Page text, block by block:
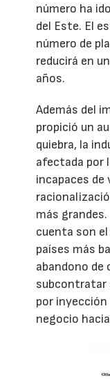
número ha
del Este. El
número de
reducirá en
años.
Además del
propició un
quiebra, la
afectada por
incapaces de
más
cuenta son
países más
abandono de
subcontratar
por
negocio